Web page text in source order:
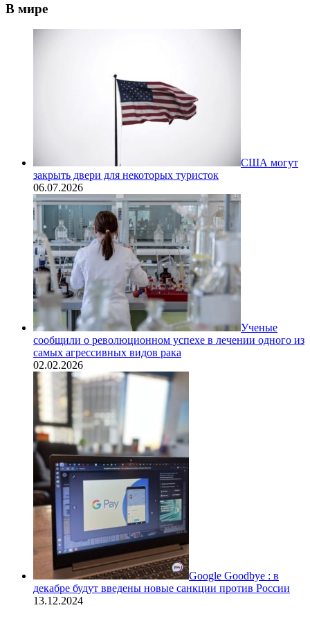
В мире
США могут
закрыть двери для некоторых туристок
06.07.2026
Ученые
сообщили о революционном успехе в лечении одного из
самых агрессивных видов рака
02.02.2026
Google Goodbye : в
декабре будут введены новые санкции против России
13.12.2024